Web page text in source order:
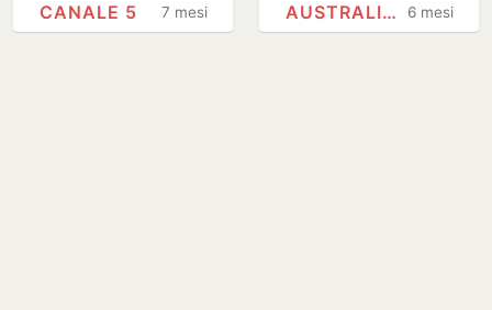
7 mesi
CANALE 5
Australian Open
6 mesi
AUSTRALIAN OPEN